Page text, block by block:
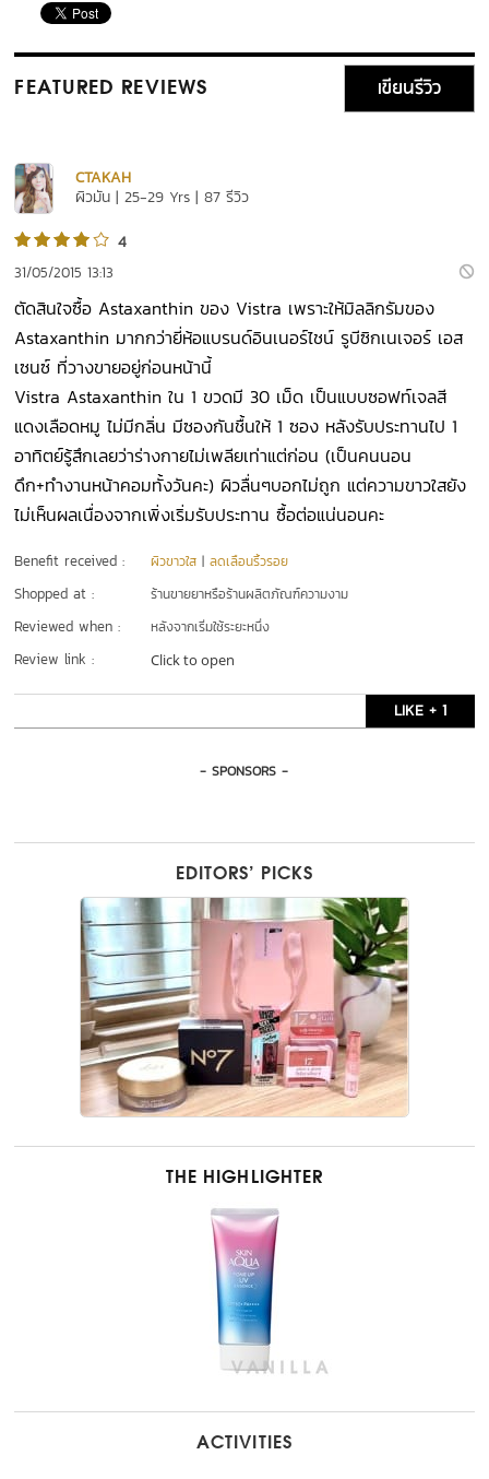
FEATURED REVIEWS เขียนรีวิว
CTAKAH
ผิวมัน | 25-29 Yrs | 87 รีวิว
4
31/05/2015 13:13
ตัดสินใจซื้อ Astaxanthin ของ Vistra เพราะให้มิลลิกรัมของ
Astaxanthin มากกว่ายี่ห้อแบรนด์อินเนอร์ไชน์ รูบีซิกเนเจอร์ เอส
เซนซ์ ที่วางขายอยู่ก่อนหน้านี้
Vistra Astaxanthin ใน 1 ขวดมี 30 เม็ด เป็นแบบซอฟท์เจลสี
แดงเลือดหมู ไม่มีกลิ่น มีซองกันชื้นให้ 1 ซอง หลังรับประทานไป 1
อาทิตย์รู้สึกเลยว่าร่างกายไม่เพลียเท่าแต่ก่อน (เป็นคนนอน
ดึก+ทำงานหน้าคอมทั้งวันคะ) ผิวลื่นๆบอกไม่ถูก แต่ความขาวใสยัง
ไม่เห็นผลเนื่องจากเพิ่งเริ่มรับประทาน ซื้อต่อแน่นอนคะ
Benefit received : ผิวขาวใส |ลดเลือนริ้วรอย
Shopped at : ร้านขายยาหรือร้านผลิตภัณฑ์ความงาม
Reviewed when : หลังจากเริ่มใช้ระยะหนึ่ง
Review link : Click to open
LIKE + 1
- SPONSORS -
EDITORS’ PICKS
THE HIGHLIGHTER
ACTIVITIES